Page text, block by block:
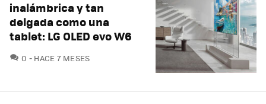
inalámbrica y tan
delgada como una
tablet: LG OLED evo W6
0 COMENTARIOS
HACE 7 MESES